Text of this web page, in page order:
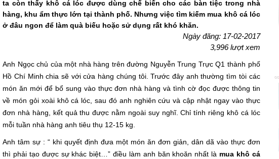
ta còn thấy khô cá lóc được dùng chế biến cho các bàn tiệc trong nhà
hàng, khu ẩm thực lớn tại thành phố. Nhưng việc tìm kiếm mua khô cá lóc
ở đâu ngon để làm quà biếu hoặc sử dụng rất khó khăn.
Ngày đăng: 17-02-2017
3,996 lượt xem
Anh Ngọc chủ của một nhà hàng trên đường Nguyễn Trung Trực Q1 thành phố
Hồ Chí Minh chia sẽ với cửa hàng chúng tôi. Trước đây anh thường tìm tòi các
món ăn mới để bổ sung vào thực đơn nhà hàng và tình cờ đọc được thông tin
về món gỏi xoài khô cá lóc, sau đó anh nghiên cứu và cập nhật ngay vào thực
đơn nhà hàng, kết quả thu được nằm ngoài suy nghĩ. Chỉ tính riêng khô cá lóc
mỗi tuần nhà hàng anh tiêu thụ 12-15 kg.
Anh tâm sự : “ khi quyết định đưa một món ăn đơn giản, dân dã vào thực đơn
thì phải tạo được sự khác biệt…” điều làm anh băn khoăn nhất là mua khô cá